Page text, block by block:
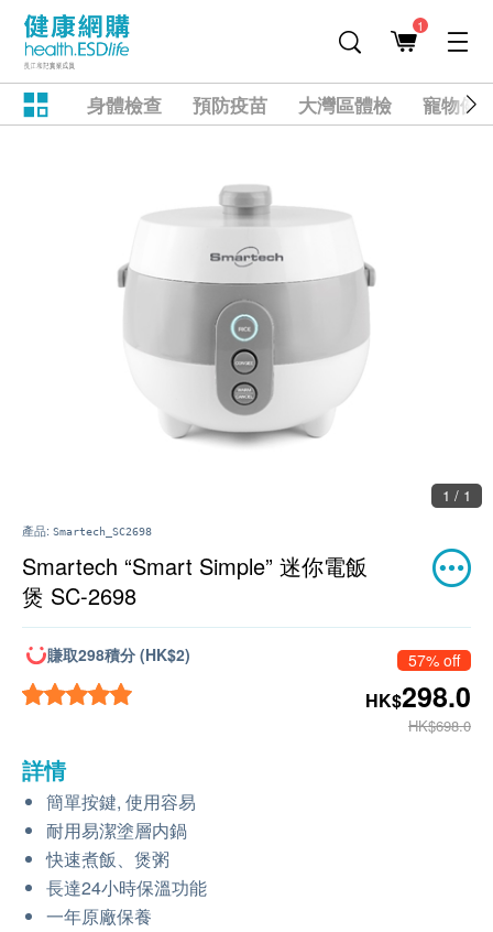
1
身體檢查 預防疫苗 大灣區體檢 寵物健
1 / 1
產品: Smartech_SC2698
Smartech “Smart Simple” 迷你電飯
煲 SC-2698
賺取298積分 (HK$2) 57% off
HK$298.0
HK$698.0
詳情
簡單按鍵, 使用容易
耐用易潔塗層内鍋
快速煮飯、煲粥
長達24小時保溫功能
一年原廠保養